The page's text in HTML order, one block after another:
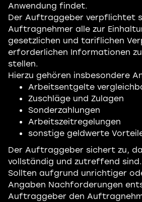
Anwendung findet.
Der Auftraggeber verpflichtet
Auftragnehmer alle zur
gesetzlichen und tariflichen
erforderlichen Informationen
stellen.
Hierzu gehören insbesondere
Arbeitsentgelte
Zuschläge und Zulagen
Sonderzahlungen
Arbeitszeitregelungen
sonstige geldwerte
Der Auftraggeber sichert zu,
vollständig und zutreffend sind.
Sollten aufgrund unrichtiger
Angaben Nachforderungen
Auftraggeber den